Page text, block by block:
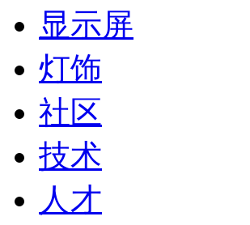
显示屏
灯饰
社区
技术
人才